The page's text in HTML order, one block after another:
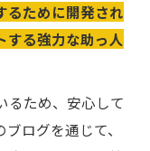
るために開発され
する強力な助っ人
るため、安心して
ログを通じて、